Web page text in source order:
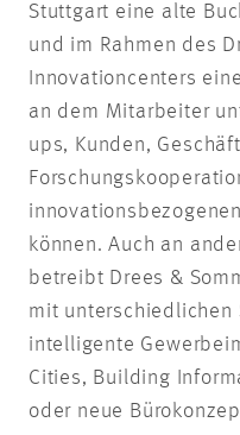
Stuttgart eine alte
und im Rahmen des
Innovationcenters
an dem Mitarbeiter
ups, Kunden,
können. Auch an
betreibt Drees &
mit unterschiedlichen
intelligente
Cities, Building
oder neue